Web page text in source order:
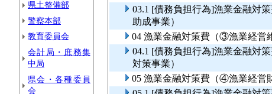
県土整備部
警察本部
教育委員会
会計局・庶務集
中局
県会・各種委員
会
03.1 [債務負担行為]漁業金融対
助成事業）
04 漁業金融対策費（③漁業経営
04.1 [債務負担行為]漁業金融対
対策事業）
05 漁業金融対策費（④漁業経営